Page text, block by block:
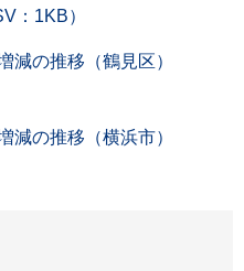
：1KB）
減の推移（鶴見区）
減の推移（横浜市）